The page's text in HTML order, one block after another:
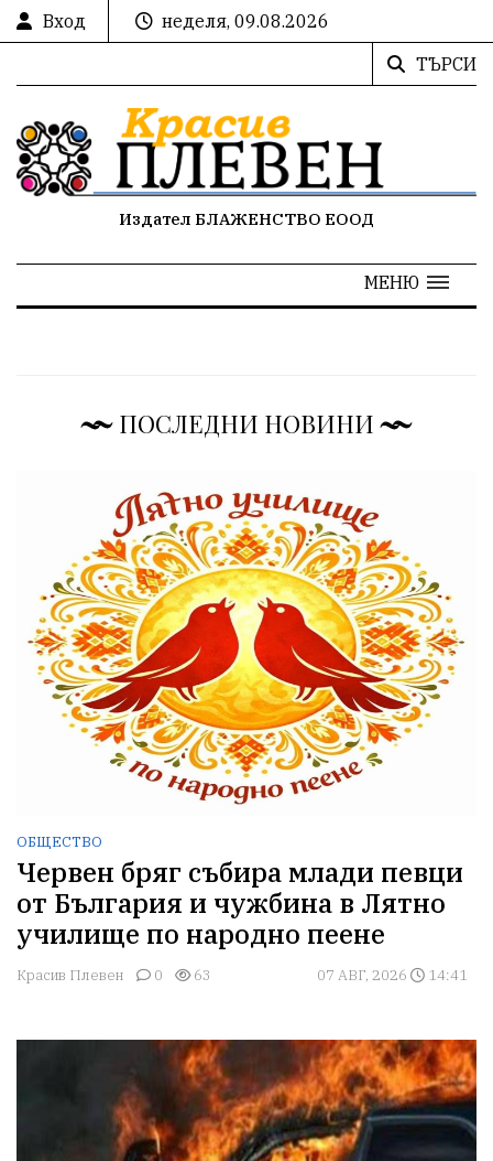
Вход
неделя, 09.08.2026
ТЪРСИ
Издател БЛАЖЕНСТВО ЕООД
МЕНЮ
ПОСЛЕДНИ НОВИНИ
ОБЩЕСТВО
Червен бряг събира млади певци
от България и чужбина в Лятно
училище по народно пеене
Красив Плевен 0 63 07 АВГ, 2026 14:41